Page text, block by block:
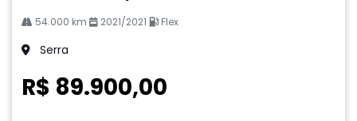
54.000 km 2021/2021 Flex
Serra
R$ 89.900,00